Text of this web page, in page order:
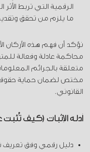
الرقمية التي تربط
ما يلزم من تحقق
نؤكد أن فهم هذه
محاكمة عادلة وفعالة
متعلقة بالجرائم
مختص لضمان حماية
القانوني.
أدلة الإثبات (كيف
دليل رقمي وفق تعريف